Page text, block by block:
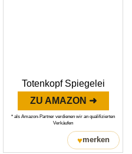
Totenkopf Spiegelei
ZU AMAZON ➜
* als Amazon-Partner verdienen wir an qualifizierten
Verkäufen
♥merken